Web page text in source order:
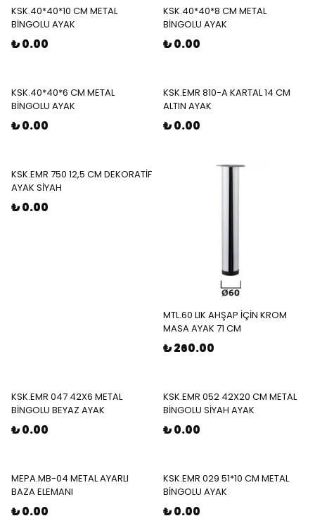
KSK.40*40*10 CM METAL
BİNGOLU AYAK
₺ 0.00
KSK.40*40*8 CM METAL
BİNGOLU AYAK
₺ 0.00
KSK.40*40*6 CM METAL
BİNGOLU AYAK
₺ 0.00
KSK.EMR 810-A KARTAL 14 CM
ALTIN AYAK
₺ 0.00
KSK.EMR 750 12,5 CM DEKORATİF
AYAK SİYAH
₺ 0.00
MTL.60 LIK AHŞAP İÇİN KROM
MASA AYAK 71 CM
₺ 260.00
KSK.EMR 047 42X6 METAL
BİNGOLU BEYAZ AYAK
₺ 0.00
KSK.EMR 052 42X20 CM METAL
BİNGOLU SİYAH AYAK
₺ 0.00
MEPA.MB-04 METAL AYARLI
BAZA ELEMANI
₺ 0.00
KSK.EMR 029 51*10 CM METAL
BİNGOLU AYAK
₺ 0.00